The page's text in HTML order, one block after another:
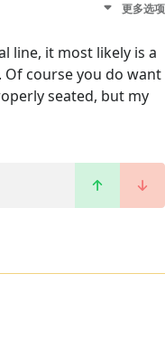
更多选项
line, it most likely is a
Of course you do want
seated, but my